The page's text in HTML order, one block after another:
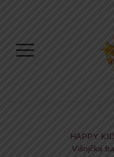
HAPPY
Višnjčka